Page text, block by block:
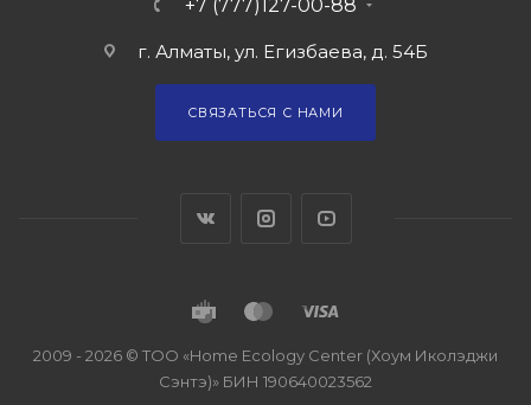
+7 (777)127-00-88
г. Алматы, ул. Егизбаева, д. 54Б
СВЯЗАТЬСЯ С НАМИ
2009 - 2026 © ТОО «Home Ecology Center (Хоум Иколэджи
Сэнтэ)» БИН 190640023562